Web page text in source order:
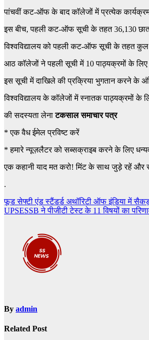
पांचवीं कट-ऑफ के बाद कॉलेजों में प्रत्येक कार्यक्रम
इस बीच, पहली कट-ऑफ सूची के तहत 36,130
विश्वविद्यालय को पहली कट-ऑफ सूची के तहत कुल
आठ कॉलेजों ने पहली सूची में 10 पाठ्यक्रमों के लिए
इस सूची में दाखिले की प्रक्रिया भुगतान करने के
विश्वविद्यालय के कॉलेजों में स्नातक पाठ्यक्रमों के
की सदस्यता लेनाटकसाल समाचार पत्र
* एक वैध ईमेल प्रविष्ट करें
* हमारे न्यूज़लैटर को सब्सक्राइब करने के लिए
एक कहानी याद मत करो! मिंट के साथ जुड़े रहें और
.
Post
navigation
फूड सेफ्टी एंड स्टैंडर्ड अथॉरिटी ऑफ इंडिया में
UPSESSB ने पीजीटी टेस्ट के 11 विषयों का
By admin
Related Post